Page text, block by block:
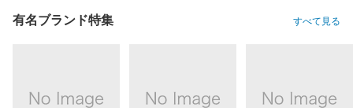
有名ブランド特集 すべて見る